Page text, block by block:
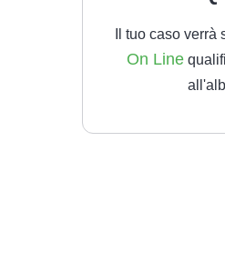
Il tuo caso verrà
On Line